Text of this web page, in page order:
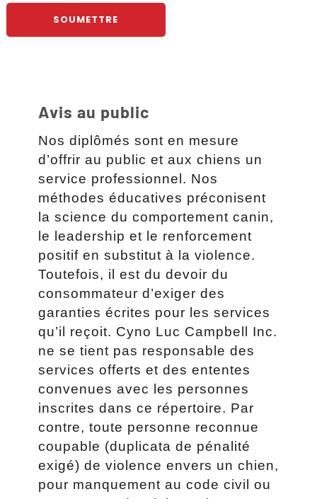
Avis au public
Nos diplômés sont en mesure
d’offrir au public et aux chiens un
service professionnel. Nos
méthodes éducatives préconisent
la science du comportement canin,
le leadership et le renforcement
positif en substitut à la violence.
Toutefois, il est du devoir du
consommateur d’exiger des
garanties écrites pour les services
qu’il reçoit. Cyno Luc Campbell Inc.
ne se tient pas responsable des
services offerts et des ententes
convenues avec les personnes
inscrites dans ce répertoire. Par
contre, toute personne reconnue
coupable (duplicata de pénalité
exigé) de violence envers un chien,
pour manquement au code civil ou